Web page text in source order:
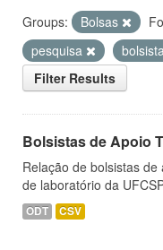
Groups: Bolsas
pesquisa
Filter Results
Bolsistas de Apoio
Relação de bolsistas
de laboratório da
ODT CSV